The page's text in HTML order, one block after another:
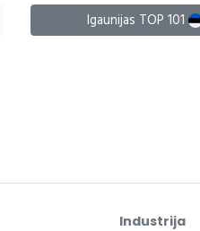
Igaunijas TOP 101
Industrija